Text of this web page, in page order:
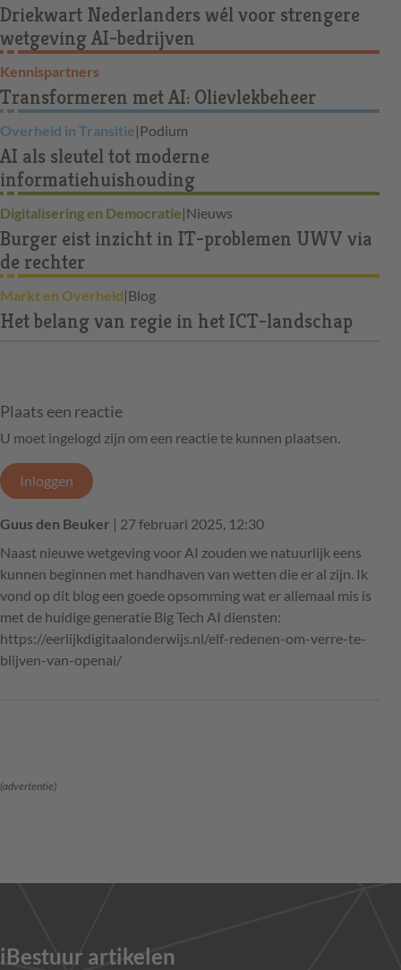
Driekwart Nederlanders wél voor strengere
wetgeving AI-bedrijven
Kennispartners
Transformeren met AI: Olievlekbeheer
Overheid in Transitie|Podium
AI als sleutel tot moderne
informatiehuishouding
Digitalisering en Democratie|Nieuws
Burger eist inzicht in IT-problemen UWV via
de rechter
Markt en Overheid|Blog
Het belang van regie in het ICT-landschap
Plaats een reactie
U moet ingelogd zijn om een reactie te kunnen plaatsen.
Inloggen
Guus den Beuker | 27 februari 2025, 12:30
Naast nieuwe wetgeving voor AI zouden we natuurlijk eens
kunnen beginnen met handhaven van wetten die er al zijn. Ik
vond op dit blog een goede opsomming wat er allemaal mis is
met de huidige generatie Big Tech AI diensten:
https://eerlijkdigitaalonderwijs.nl/elf-redenen-om-verre-te-
blijven-van-openai/
(advertentie)
iBestuur artikelen